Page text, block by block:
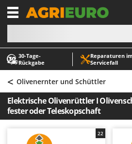
30‑Tage-
Rückgabe
Reparaturen im
Servicefall
-1
A
Abbeermaschinen -
Abfüllgeräte
Akku Gartenscheren
Akku Gras- und
Allzwecktransporter -
A
ABAC
AgriEuro Premium
AgriEuro TOP-LINE
AGT
Airmec
< Olivenernter und Schüttler
Elektrische Olivenrüttler I
fester oder Teleskopschaft
22